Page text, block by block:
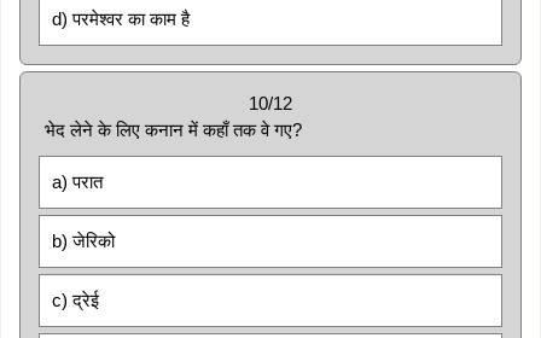
d) परमेश्वर का काम है
10/12
भेद लेने के लिए कनान में कहाँ तक वे गए?
a) परात
b) जेरिको
c) द्रेई